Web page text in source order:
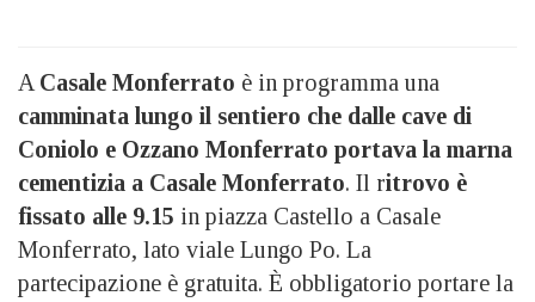
A Casale Monferrato è in programma una
camminata lungo il sentiero che dalle cave di
Coniolo e Ozzano Monferrato portava la marna
cementizia a Casale Monferrato. Il ritrovo è
fissato alle 9.15 in piazza Castello a Casale
Monferrato, lato viale Lungo Po. La
partecipazione è gratuita. È obbligatorio portare la